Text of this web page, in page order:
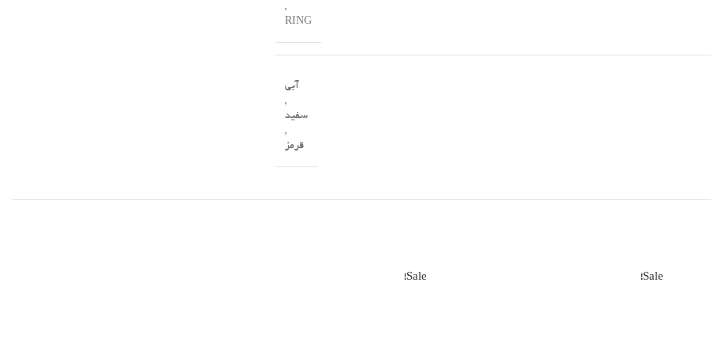
,
RING
آبی
,
سفید
,
قرمز
Sale!
Sale!